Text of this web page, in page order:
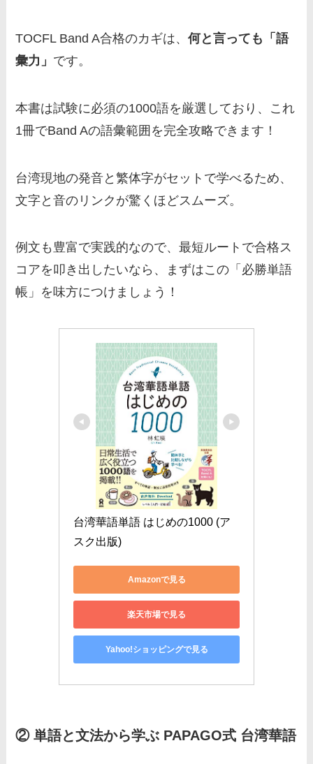
TOCFL Band A合格のカギは、何と言っても「語
彙力」 です。
本書は試験に必須の1000語を厳選しており、これ
1冊でBand Aの語彙範囲を完全攻略できます！
台湾現地の発音と繁体字がセットで学べるため、
文字と音のリンクが驚くほどスムーズ。
例文も豊富で実践的なので、最短ルートで合格ス
コアを叩き出したいなら、まずはこの「必勝単語
帳」を味方につけましょう！
台湾華語単語 はじめの1000 (ア
スク出版)
Amazonで見る
楽天市場で見る
Yahoo!ショッピングで見る
② 単語と文法から学ぶ PAPAGO式 台湾華語